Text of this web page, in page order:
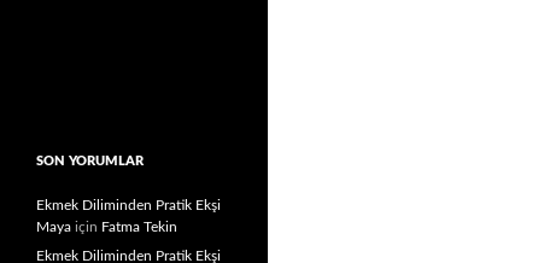
SON YORUMLAR
Ekmek Diliminden Pratik Ekşi
Maya için Fatma Tekin
Ekmek Diliminden Pratik Ekşi